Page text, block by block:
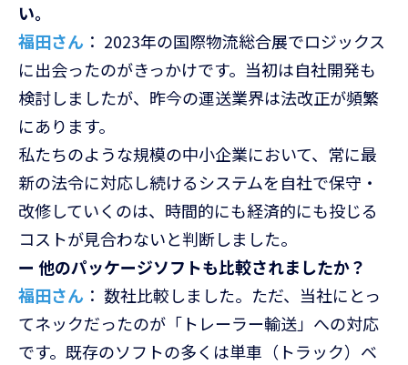
い。
福田さん ： 2023年の国際物流総合展でロジックス
に出会ったのがきっかけです。当初は自社開発も
検討しましたが、昨今の運送業界は法改正が頻繁
にあります。
私たちのような規模の中小企業において、常に最
新の法令に対応し続けるシステムを自社で保守・
改修していくのは、時間的にも経済的にも投じる
コストが見合わないと判断しました。
ー 他のパッケージソフトも比較されましたか？
福田さん ： 数社比較しました。ただ、当社にとっ
てネックだったのが「トレーラー輸送」への対応
です。既存のソフトの多くは単車（トラック）ベ